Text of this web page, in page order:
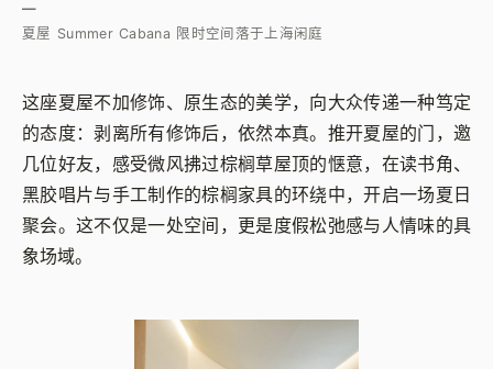
—
夏屋 Summer Cabana 限时空间落于上海闲庭
这座夏屋不加修饰、原生态的美学，向大众传递一种笃定
的态度：剥离所有修饰后，依然本真。推开夏屋的门，邀
几位好友，感受微风拂过棕榈草屋顶的惬意，在读书角、
黑胶唱片与手工制作的棕榈家具的环绕中，开启一场夏日
聚会。这不仅是一处空间，更是度假松弛感与人情味的具
象场域。